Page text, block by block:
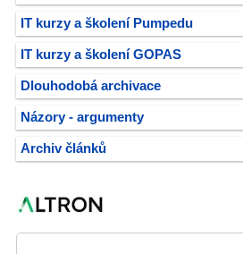
IT kurzy a školení Pumpedu
IT kurzy a školení GOPAS
Dlouhodobá archivace
Názory - argumenty
Archiv článků